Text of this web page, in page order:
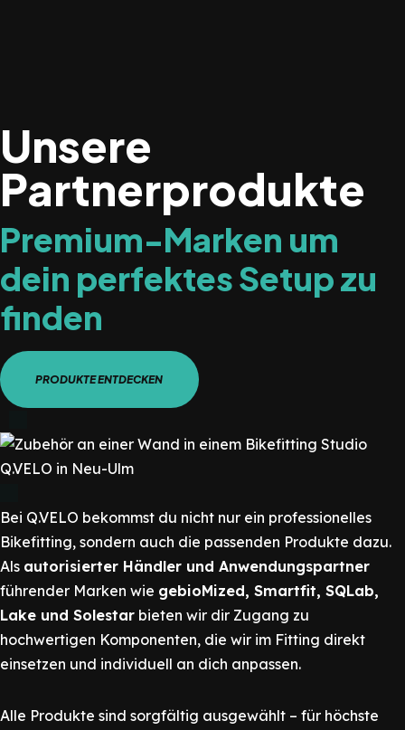
Unsere
Partnerprodukte
Premium-Marken um
dein perfektes Setup zu
finden
PRODUKTE ENTDECKEN
Bei Q.VELO bekommst du nicht nur ein professionelles
Bikefitting, sondern auch die passenden Produkte dazu.
Als autorisierter Händler und Anwendungspartner
führender Marken wie gebioMized, Smartfit, SQLab,
Lake und Solestar bieten wir dir Zugang zu
hochwertigen Komponenten, die wir im Fitting direkt
einsetzen und individuell an dich anpassen.
Alle Produkte sind sorgfältig ausgewählt – für höchste